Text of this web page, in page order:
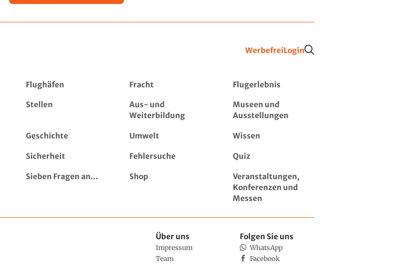
WerbefreiLogin
Flughäfen Fracht Flugerlebnis
Stellen
Aus- und
Weiterbildung
Museen und
Ausstellungen
Geschichte Umwelt Wissen
Sicherheit Fehlersuche Quiz
Sieben Fragen an... Shop
Veranstaltungen,
Konferenzen und
Messen
Über uns
Impressum
Team
Folgen Sie uns
WhatsApp
Facebook